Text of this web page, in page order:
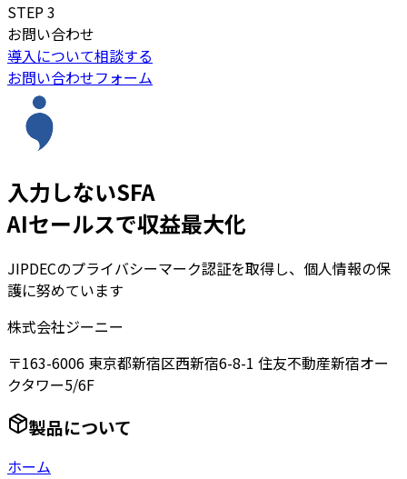
STEP3
お問い合わせ
導入について相談する
お問い合わせフォーム
入力しないSFA
AIセールスで収益最大化
JIPDECのプライバシーマーク認証を取得し、個人情報の保
護に努めています
株式会社ジーニー
〒163-6006 東京都新宿区西新宿6-8-1 住友不動産新宿オー
クタワー5/6F
製品について
ホーム